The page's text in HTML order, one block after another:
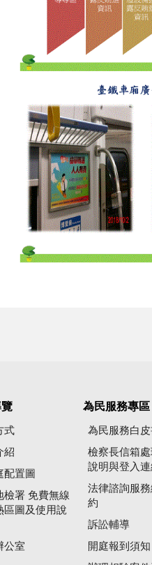
覽
式
紹
配置圖
檢署 免費無線
區圖及使用說
公室
為民服務專區
為民服務白
檢察長信箱
說明與登入
法律諮詢服
約
訴訟輔導
開庭報到須知